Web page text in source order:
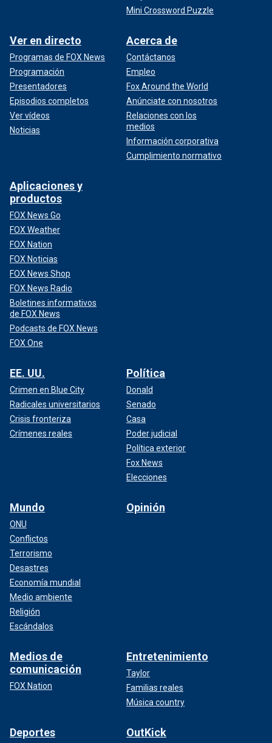
Mini Crossword Puzzle
Ver en directo
Programas de FOX News
Programación
Presentadores
Episodios completos
Ver vídeos
Noticias
Acerca de
Contáctanos
Empleo
Fox Around the World
Anúnciate con nosotros
Relaciones con los
medios
Información corporativa
Cumplimiento normativo
Aplicaciones y
productos
FOX News Go
FOX Weather
FOX Nation
FOX Noticias
FOX News Shop
FOX News Radio
Boletines informativos
de FOX News
Podcasts de FOX News
FOX One
EE. UU.
Crimen en Blue City
Radicales universitarios
Crisis fronteriza
Crímenes reales
Política
Donald
Senado
Casa
Poder judicial
Política exterior
Fox News
Elecciones
Mundo
ONU
Conflictos
Terrorismo
Desastres
Economía mundial
Medio ambiente
Religión
Escándalos
Opinión
Medios de
comunicación
FOX Nation
Entretenimiento
Taylor
Familias reales
Música country
Deportes OutKick